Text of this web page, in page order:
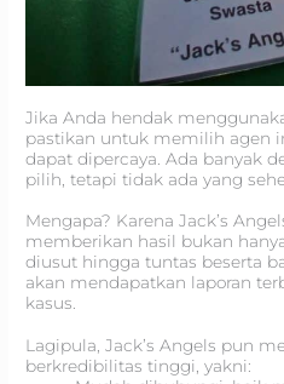
Jika Anda hendak
pastikan untuk memilih agen
dapat dipercaya. Ada banyak
pilih, tetapi tidak ada yang
Mengapa? Karena Jack’s
memberikan hasil bukan
diusut hingga tuntas beserta
akan mendapatkan laporan
kasus.
Lagipula, Jack’s Angels pun
berkredibilitas tinggi, yakni: